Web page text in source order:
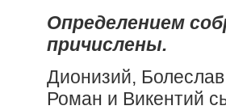
Определением
причислены.
Дионизий,
Роман и Викентий